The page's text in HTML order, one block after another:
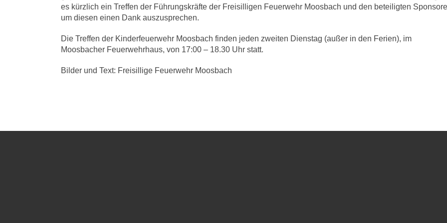
es kürzlich ein Treffen der Führungskräfte der Freisilligen Feuerwehr Moosbach und den beteiligten
um diesen einen Dank auszusprechen.
Die Treffen der Kinderfeuerwehr Moosbach finden jeden zweiten Dienstag (außer in den Ferien), im
Moosbacher Feuerwehrhaus, von 17:00 – 18.30 Uhr statt.
Bilder und Text: Freisillige Feuerwehr Moosbach